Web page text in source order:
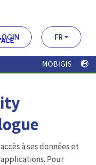
FR
MOBIGIS
à ses données et
Pour